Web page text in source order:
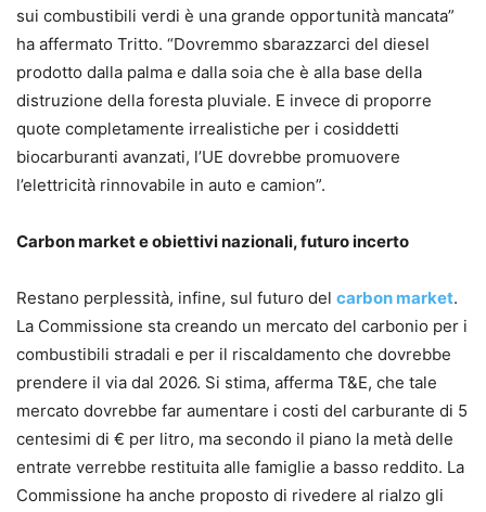
sui combustibili verdi è una grande opportunità mancata”
ha affermato Tritto. “Dovremmo sbarazzarci del diesel
prodotto dalla palma e dalla soia che è alla base della
distruzione della foresta pluviale. E invece di proporre
quote completamente irrealistiche per i cosiddetti
biocarburanti avanzati, l’UE dovrebbe promuovere
l’elettricità rinnovabile in auto e camion”.
Carbon market e obiettivi nazionali, futuro incerto
Restano perplessità, infine, sul futuro del carbon market.
La Commissione sta creando un mercato del carbonio per i
combustibili stradali e per il riscaldamento che dovrebbe
prendere il via dal 2026. Si stima, afferma T&E, che tale
mercato dovrebbe far aumentare i costi del carburante di 5
centesimi di € per litro, ma secondo il piano la metà delle
entrate verrebbe restituita alle famiglie a basso reddito. La
Commissione ha anche proposto di rivedere al rialzo gli